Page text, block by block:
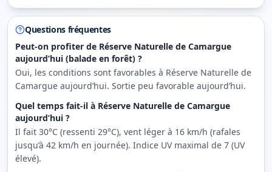
Questions fréquentes
Peut-on profiter de Réserve Naturelle de Camargue
aujourd’hui (balade en forêt) ?
Oui, les conditions sont favorables à Réserve Naturelle de
Camargue aujourd’hui. Sortie peu favorable aujourd’hui.
Quel temps fait-il à Réserve Naturelle de Camargue
aujourd’hui ?
Il fait 30°C (ressenti 29°C), vent léger à 16 km/h (rafales
jusqu’à 42 km/h en journée). Indice UV maximal de 7 (UV
élevé).